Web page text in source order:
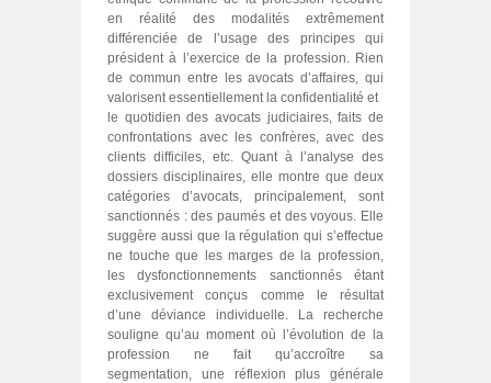
en réalité des modalités extrêmement
différenciée de l’usage des principes qui
président à l’exercice de la profession. Rien
de commun entre les avocats d’affaires, qui
valorisent essentiellement la confidentialité et
le quotidien des avocats judiciaires, faits de
confrontations avec les confrères, avec des
clients difficiles, etc. Quant à l’analyse des
dossiers disciplinaires, elle montre que deux
catégories d’avocats, principalement, sont
sanctionnés : des paumés et des voyous. Elle
suggère aussi que la régulation qui s’effectue
ne touche que les marges de la profession,
les dysfonctionnements sanctionnés étant
exclusivement conçus comme le résultat
d’une déviance individuelle. La recherche
souligne qu’au moment où l’évolution de la
profession ne fait qu’accroître sa
segmentation, une réflexion plus générale